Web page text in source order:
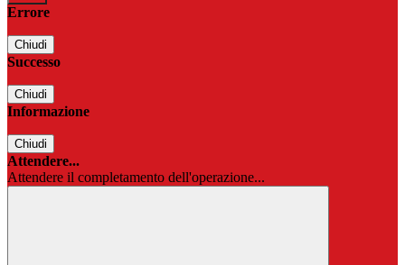
Errore
Chiudi
Successo
Chiudi
Informazione
Chiudi
Attendere...
Attendere il completamento dell'operazione...